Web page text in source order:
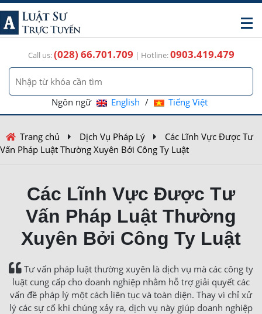
Call us:(028) 66.701.709 | Hotline:0903.419.479
Ngôn ngữ English / Tiếng Việt
Trang chủ Dịch Vụ Pháp Lý
Các Lĩnh Vực Được Tư
Vấn Pháp Luật Thường Xuyên Bởi Công Ty Luật
Các Lĩnh Vực Được Tư
Vấn Pháp Luật Thường
Xuyên Bởi Công Ty Luật
Tư vấn pháp luật thường xuyên là dịch vụ mà các công ty
luật cung cấp cho doanh nghiệp nhằm hỗ trợ giải quyết các
vấn đề pháp lý một cách liên tục và toàn diện. Thay vì chỉ xử
lý các sự cố khi chúng xảy ra, dịch vụ này giúp doanh nghiệp